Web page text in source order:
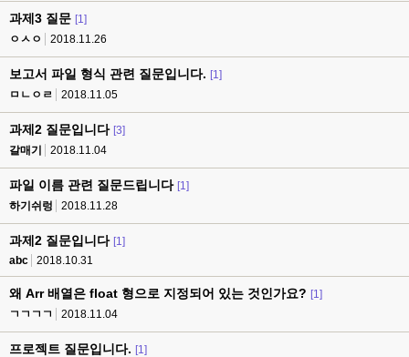
과제3 질문 [1]
ㅇㅅㅇ
2018.11.26
보고서 파일 형식 관련 질문입니다. [1]
ㅁㄴㅇㄹ
2018.11.05
과제2 질문입니다 [3]
갈매기
2018.11.04
파일 이름 관련 질문드립니다 [1]
하기쉬렁
2018.11.28
과제2 질문입니다 [1]
abc
2018.10.31
왜 Arr 배열은 float 형으로 지정되어 있는 것인가요? [1]
ㄱㄱㄱㄱ
2018.11.04
프로젝트 질문입니다. [1]